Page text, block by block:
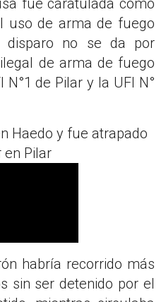
fue caratulada como
uso de arma de fuego
disparo no se da por
de arma de fuego
de Pilar y la UFI N°
Haedo y fue atrapado
en Pilar
habría recorrido más
sin ser detenido por el